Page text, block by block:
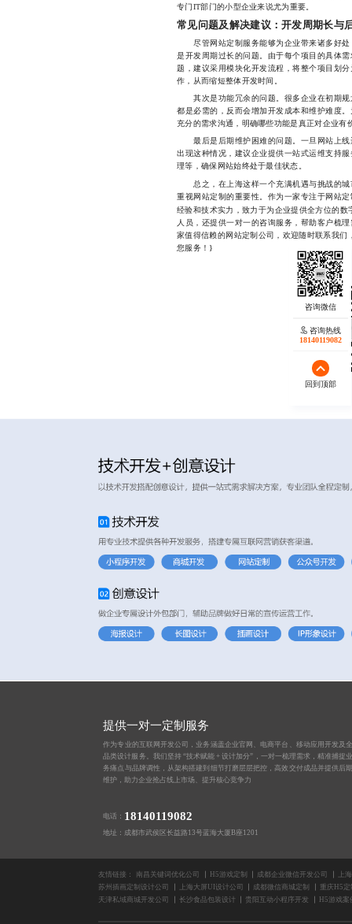
专门IT部门的小型企业来说尤为重要。
常见问题及解决建议：开发周期长与
尽管网站定制服务能够为企业带来诸多好处
是开发周期过长的问题。由于每个项目的具体
题，建议采用模块化开发流程，将整个项目划
作，从而缩短整体开发时间。
其次是功能冗余的问题。很多企业在初期规
都是必需的，反而会增加开发成本和维护难度
充分的需求沟通，明确哪些功能是真正对企业有
最后是后期维护困难的问题。一旦网站上线
出现这种情况，建议企业提供一站式运维支持
理等，确保网站始终处于最佳状态。
总之，在上海这样一个充满机遇与挑战的城
重视网站定制的重要性。作为一家专注于网站
经验和技术实力，致力于为企业提供全方位的
人员，还提供一对一的咨询服务，帮助客户梳
家值得信赖的网站定制公司，欢迎随时联系我们
您服务！}
咨询热线
18140119082
回到顶部
提供一对一定制服务
作为专业的互联网开发公司，业务涵盖企业官网、电商平台、移动应用开发及
品类设计服务。我们坚持 “技术赋能 + 设计加分”，一对一梳理需求，精准捕捉
务痛点与品牌调性，从架构搭建到细节打磨层层把控，高效交付成品并提供后
维护，助力企业抢占线上市场、提升核心竞争力
电话： 18140119082
地址：成都市武侯区长益路13号蓝海大厦B座1201
友情链接： 南昌关键词优化公司 H5游戏定制 成都企业微信开发公司
上
苏州插画定制设计公司
上海大屏UI设计公司 成都微信商城定制
重庆H5定
天津私域商城开发公司
长沙食品包装设计 贵阳互动小程序开发 H5游戏案